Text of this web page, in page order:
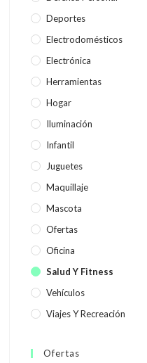
Deportes
Electrodomésticos
Electrónica
Herramientas
Hogar
Iluminación
Infantil
Juguetes
Maquillaje
Mascota
Ofertas
Oficina
Salud Y Fitness
Vehículos
Viajes Y Recreación
Ofertas